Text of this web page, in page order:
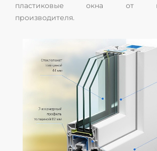
пластиковые окна от
производителя.